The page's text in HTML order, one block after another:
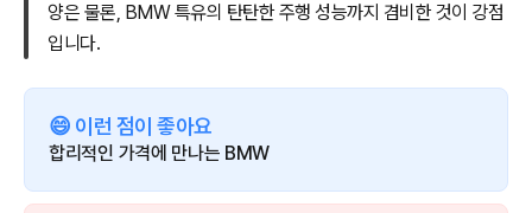
양은 물론, BMW 특유의 탄탄한 주행 성능까지 겸비한 것이 강점
입니다.
😄 이런 점이 좋아요
합리적인 가격에 만나는 BMW